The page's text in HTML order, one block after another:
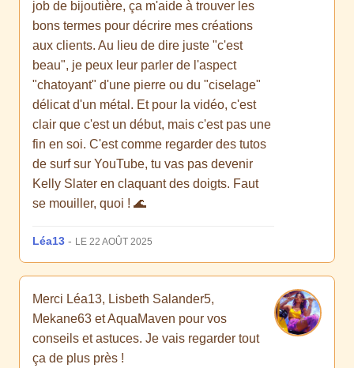
job de bijoutière, ça m'aide à trouver les
bons termes pour décrire mes créations
aux clients. Au lieu de dire juste "c'est
beau", je peux leur parler de l'aspect
"chatoyant" d'une pierre ou du "ciselage"
délicat d'un métal. Et pour la vidéo, c'est
clair que c'est un début, mais c'est pas une
fin en soi. C'est comme regarder des tutos
de surf sur YouTube, tu vas pas devenir
Kelly Slater en claquant des doigts. Faut
se mouiller, quoi ! 🌊
Léa13 - LE 22 AOÛT 2025
Merci Léa13, Lisbeth Salander5,
Mekane63 et AquaMaven pour vos
conseils et astuces. Je vais regarder tout
ça de plus près !